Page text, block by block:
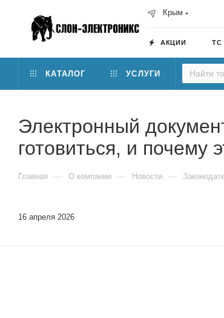
Крым
АКЦИИ ТС
КАТАЛОГ УСЛУГИ
Электронный
готовиться, и почему
Главная — О компании — Новости —
16 апреля 2026